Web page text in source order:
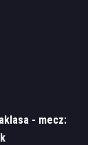
- mecz: